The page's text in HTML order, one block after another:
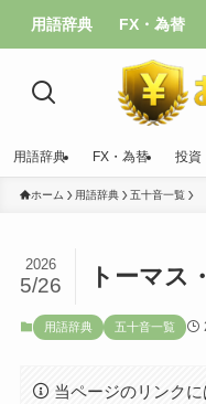
用語辞典 FX・為替
用語辞典 FX・為替 投資
ホーム 用語辞典 五十音一覧
トーマス
2026
5/26
用語辞典 五十音一覧
当ページのリンクに